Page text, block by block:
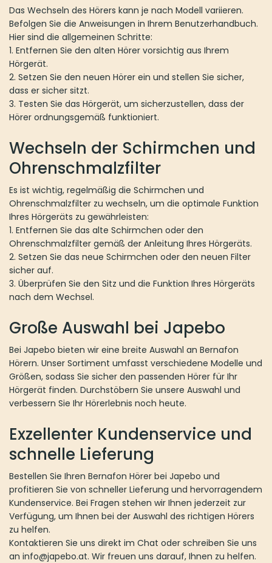
Das Wechseln des Hörers kann je nach Modell variieren.
Befolgen Sie die Anweisungen in Ihrem Benutzerhandbuch.
Hier sind die allgemeinen Schritte:
1. Entfernen Sie den alten Hörer vorsichtig aus Ihrem
Hörgerät.
2. Setzen Sie den neuen Hörer ein und stellen Sie sicher,
dass er sicher sitzt.
3. Testen Sie das Hörgerät, um sicherzustellen, dass der
Hörer ordnungsgemäß funktioniert.
Wechseln der Schirmchen und
Ohrenschmalzfilter
Es ist wichtig, regelmäßig die Schirmchen und
Ohrenschmalzfilter zu wechseln, um die optimale Funktion
Ihres Hörgeräts zu gewährleisten:
1. Entfernen Sie das alte Schirmchen oder den
Ohrenschmalzfilter gemäß der Anleitung Ihres Hörgeräts.
2. Setzen Sie das neue Schirmchen oder den neuen Filter
sicher auf.
3. Überprüfen Sie den Sitz und die Funktion Ihres Hörgeräts
nach dem Wechsel.
Große Auswahl bei Japebo
Bei Japebo bieten wir eine breite Auswahl an Bernafon
Hörern. Unser Sortiment umfasst verschiedene Modelle und
Größen, sodass Sie sicher den passenden Hörer für Ihr
Hörgerät finden. Durchstöbern Sie unsere Auswahl und
verbessern Sie Ihr Hörerlebnis noch heute.
Exzellenter Kundenservice und
schnelle Lieferung
Bestellen Sie Ihren Bernafon Hörer bei Japebo und
profitieren Sie von schneller Lieferung und hervorragendem
Kundenservice. Bei Fragen stehen wir Ihnen jederzeit zur
Verfügung, um Ihnen bei der Auswahl des richtigen Hörers
zu helfen.
Kontaktieren Sie uns direkt im Chat oder schreiben Sie uns
an info@japebo.at. Wir freuen uns darauf, Ihnen zu helfen.